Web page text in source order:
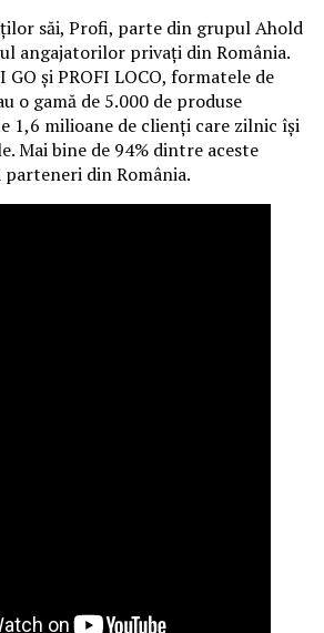
săi, Profi, parte din grupul Ahold
angajatorilor privați din România.
GO și PROFI LOCO, formatele de
o gamă de 5.000 de produse
1,6 milioane de clienți care zilnic își
Mai bine de 94% dintre aceste
din România.